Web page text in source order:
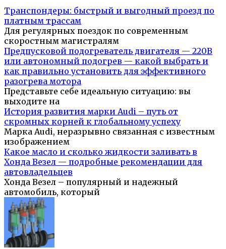
Транспондеры: быстрый и выгодный проезд по
платным трассам
Для регулярных поездок по современным
скоростным магистралям
Предпусковой подогреватель двигателя — 220В
или автономный подогрев — какой выбрать и
как правильно установить для эффективного
разогрева мотора
Представьте себе идеальную ситуацию: вы
выходите на
История развития марки Audi – путь от
скромных корней к глобальному успеху
Марка Audi, неразрывно связанная с известным
изображением
Какое масло и сколько жидкости заливать в
Хонда Везел — подробные рекомендации для
автовладельцев
Хонда Везел – популярный и надежный
автомобиль, который